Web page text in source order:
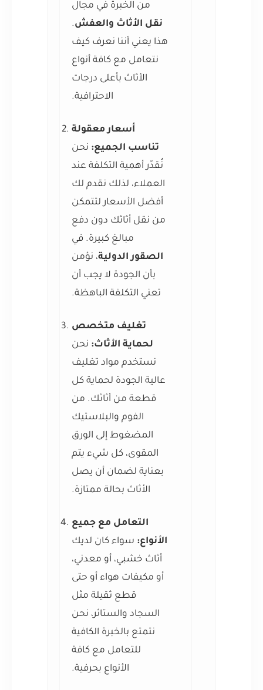
من الخبرة في مجال
نقل الأثاث والعفش.
هذا يعني أننا نعرف كيف
نتعامل مع كافة أنواع
الأثاث بأعلى درجات
الاحترافية.
أسعار معقولة
تناسب الجميع: نحن
نُقدّر أهمية التكلفة عند
العملاء، لذلك نقدم لك
أفضل الأسعار لتتمكن
من نقل أثاثك دون دفع
مبالغ كبيرة. في
الصقور الدولية، نؤمن
بأن الجودة لا يجب أن
تعني التكلفة الباهظة.
تغليف متخصص
لحماية الأثاث: نحن
نستخدم مواد تغليف
عالية الجودة لحماية كل
قطعة من أثاثك. من
الفوم والبلاستيك
المضغوط إلى الورق
المقوى، كل شيء يتم
بعناية لضمان أن يصل
الأثاث بحالة ممتازة.
التعامل مع جميع
الأنواع: سواء كان لديك
أثاث خشبي، أو معدني،
أو مكيفات هواء أو حتى
قطع ثقيلة مثل
السجاد والستائر، نحن
نتمتع بالخبرة الكافية
للتعامل مع كافة
الأنواع بحرفية.